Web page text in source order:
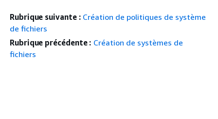
Rubrique suivante : Création de politiques de système
de fichiers
Rubrique précédente : Création de systèmes de
fichiers